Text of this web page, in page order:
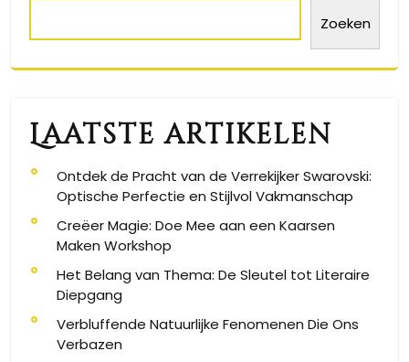
Zoeken
Laatste artikelen
Ontdek de Pracht van de Verrekijker Swarovski:
Optische Perfectie en Stijlvol Vakmanschap
Creëer Magie: Doe Mee aan een Kaarsen
Maken Workshop
Het Belang van Thema: De Sleutel tot Literaire
Diepgang
Verbluffende Natuurlijke Fenomenen Die Ons
Verbazen